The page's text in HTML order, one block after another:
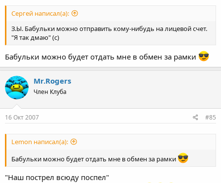
Сергей написал(а):
З.Ы. Бабульки можно отправить кому-нибудь на лицевой счет.
"Я так дмаю" (с)
Бабульки можно будет отдать мне в обмен за рамки
Mr.Rogers
Член Клуба
16 Окт 2007 #85
Lemon написал(а):
Бабульки можно будет отдать мне в обмен за рамки
"Наш пострел всюду поспел"